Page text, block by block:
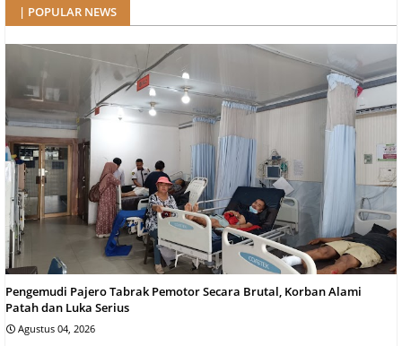
| POPULAR NEWS
Pengemudi Pajero Tabrak Pemotor Secara Brutal, Korban Alami
Patah dan Luka Serius
Agustus 04, 2026